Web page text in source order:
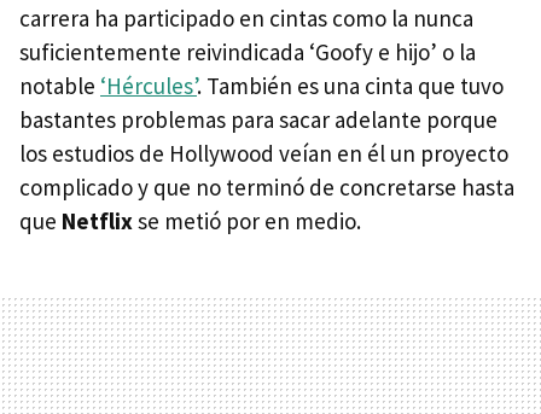
carrera ha participado en cintas como la nunca
suficientemente reivindicada ‘Goofy e hijo’ o la
notable ‘Hércules’. También es una cinta que tuvo
bastantes problemas para sacar adelante porque
los estudios de Hollywood veían en él un proyecto
complicado y que no terminó de concretarse hasta
que Netflixse metió por en medio.